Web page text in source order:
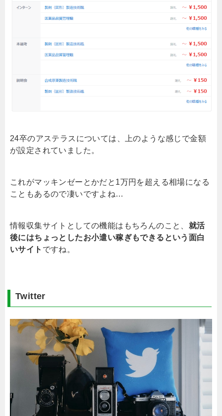
24卒のアステラスについては、上のような感じで金額
が設定されていました。
これがマッキンゼーとかだと1万円を超える相場になる
こともあるので凄いですよね…
情報収集サイトとしての機能はもちろんのこと、 就活
後にはちょっとしたお小遣い稼ぎもできるという面白
いサイト ですね。
Twitter